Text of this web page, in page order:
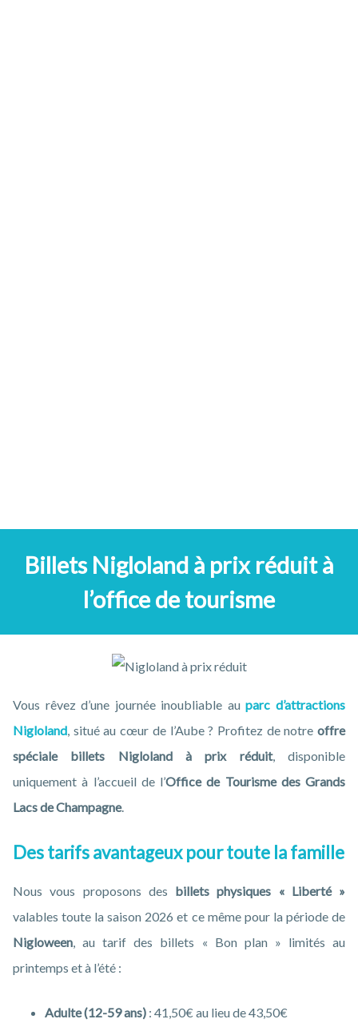
Billets Nigloland à prix réduit à
l’office de tourisme
Vous rêvez d’une journée inoubliable auparc d’attractions
Nigloland, situé au cœur de l’Aube ? Profitez de notre offre
spéciale billets Nigloland à prix réduit, disponible
uniquement à l’accueil de l’Office de Tourisme des Grands
Lacs de Champagne.
Des tarifs avantageux pour toute la famille
Nous vous proposons des billets physiques « Liberté »
valables toute la saison 2026 et ce même pour la période de
Nigloween, au tarif des billets « Bon plan » limités au
printemps et à l’été :
Adulte (12-59 ans) : 41,50€ au lieu de 43,50€